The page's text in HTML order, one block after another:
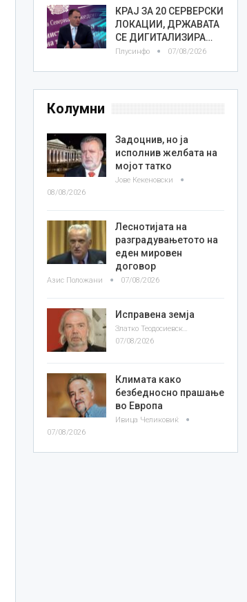
КРАЈ ЗА 20 СЕРВЕРСКИ
ЛОКАЦИИ, ДРЖАВАТА
СЕ ДИГИТАЛИЗИРА…
Плусинфо 07/08/2026
Колумни
Задоцнив, но ја
исполнив желбата на
мојот татко
Јове Кекеновски
08/08/2026
Леснотијата на
разградувањетото на
еден мировен
договор
Азис Положани 07/08/2026
Исправена земја
Златко Теодосиевски
07/08/2026
Климата како
безбедносно прашање
во Европа
Ивица Челиковиќ
07/08/2026